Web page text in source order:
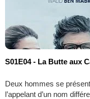
S01E04 - La Butte aux
Deux hommes se
l’appelant d’un nom